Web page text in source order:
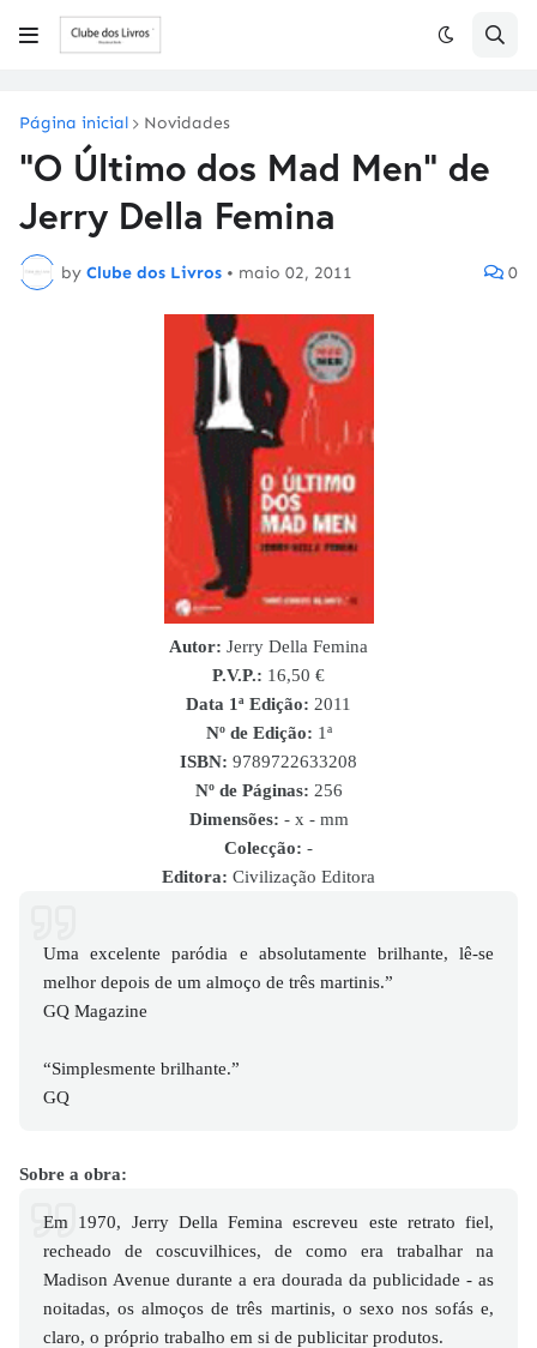
Página inicial Novidades
"O Último dos Mad Men" de
Jerry Della Femina
by Clube dos Livros • maio 02, 2011 0
Autor: Jerry Della Femina
P.V.P.: 16,50 €
Data 1ª Edição: 2011
Nº de Edição: 1ª
ISBN: 9789722633208
Nº de Páginas: 256
Dimensões: - x - mm
Colecção: -
Editora: Civilização Editora
Uma excelente paródia e absolutamente brilhante, lê-se
melhor depois de um almoço de três martinis.”
GQ Magazine
“Simplesmente brilhante.”
GQ
Sobre a obra:
Em 1970, Jerry Della Femina escreveu este retrato fiel,
recheado de coscuvilhices, de como era trabalhar na
Madison Avenue durante a era dourada da publicidade - as
noitadas, os almoços de três martinis, o sexo nos sofás e,
claro, o próprio trabalho em si de publicitar produtos.